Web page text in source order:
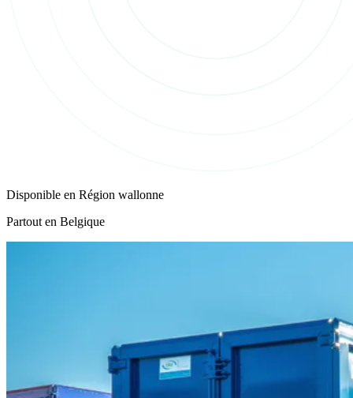
Disponible en Région wallonne
Partout en Belgique